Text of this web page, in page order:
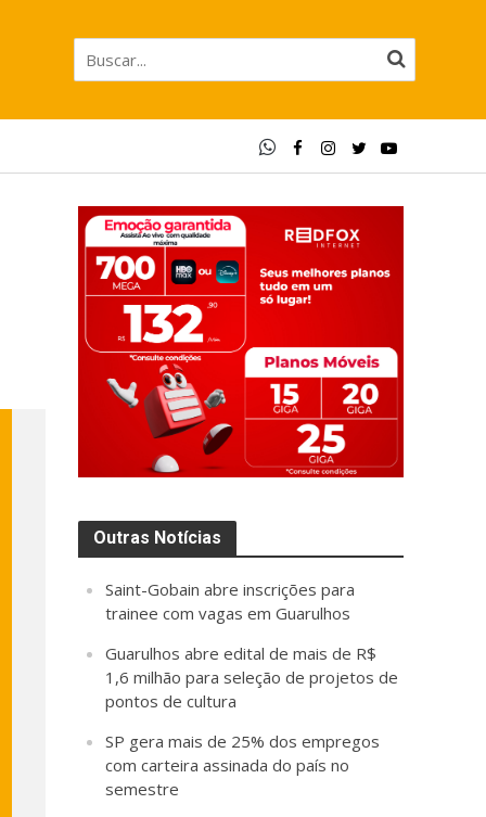
Outras Notícias
Saint-Gobain abre inscrições para
trainee com vagas em Guarulhos
Guarulhos abre edital de mais de R$
1,6 milhão para seleção de projetos de
pontos de cultura
SP gera mais de 25% dos empregos
com carteira assinada do país no
semestre